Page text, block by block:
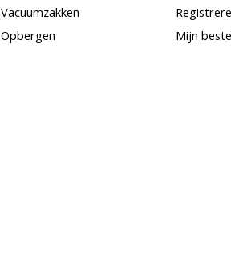
Vacuumzakken
Opbergen
Mijn